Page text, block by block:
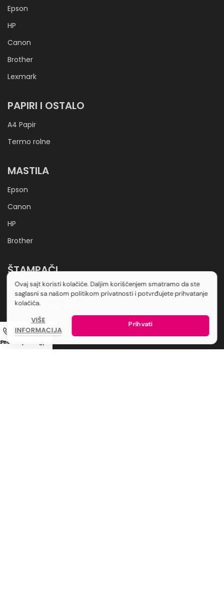
Epson
HP
Canon
Brother
Lexmark
PAPIRI I OSTALO
A4 Papir
Termo rolne
MASTILA
Epson
Canon
HP
Brother
ŠTAMPAČI
Multifunkcijski štampači
Standardni štampači
POS štampači
Prodavnica
Ovaj sajt koristi kolačiće. Daljim korišćenjem smatramo da ste
saglasni sa našom politikom privatnosti i potvrđujete prihvatanje
kolačića.
VIŠE
INFORMACIJA
Prihvati